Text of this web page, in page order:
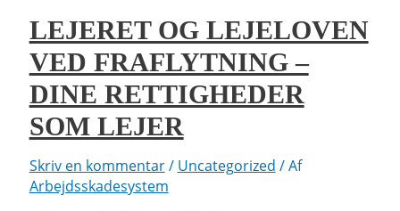
LEJERET OG LEJELOVEN
VED FRAFLYTNING –
DINE RETTIGHEDER
SOM LEJER
Skriv en kommentar/ Uncategorized / Af
Arbejdsskadesystem